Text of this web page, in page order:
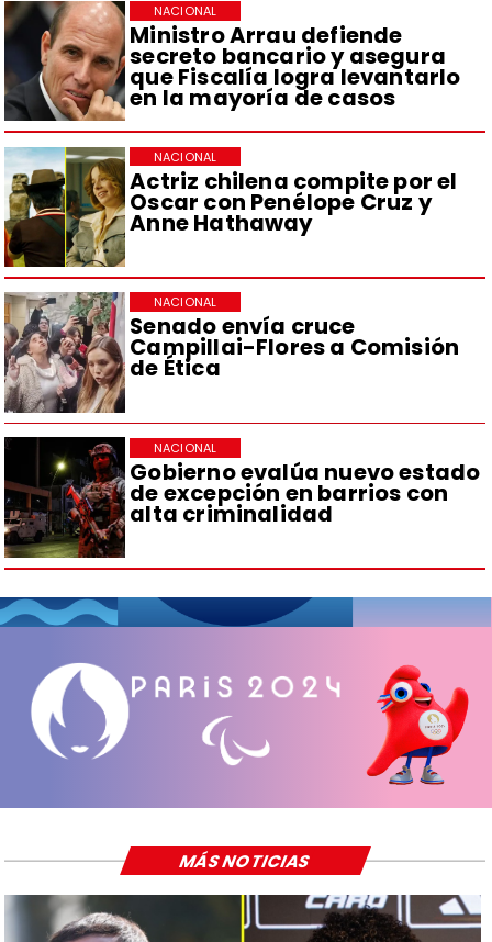
Ministro Arrau defiende
secreto bancario y asegura
que Fiscalía logra levantarlo
en la mayoría de casos
NACIONAL
Actriz chilena compite por el
Oscar con Penélope Cruz y
Anne Hathaway
NACIONAL
Senado envía cruce
Campillai-Flores a Comisión
de Ética
NACIONAL
Gobierno evalúa nuevo estado
de excepción en barrios con
alta criminalidad
NACIONAL
MÁS NOTICIAS